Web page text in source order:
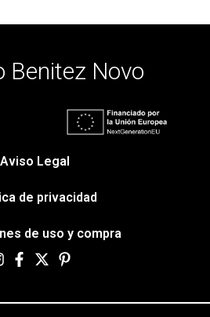
Benitez Novo
Aviso Legal
de privacidad
de uso y compra